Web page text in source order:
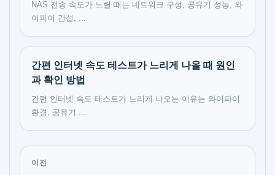
NAS 전송 속도가 느릴 때는 네트워크 구성, 공유기 성능, 와
이파이 간섭, ...
간편 인터넷 속도 테스트가 느리게 나올 때 원인
과 확인 방법
간편 인터넷 속도 테스트가 느리게 나오는 이유는 와이파이
환경, 공유기 ...
이전